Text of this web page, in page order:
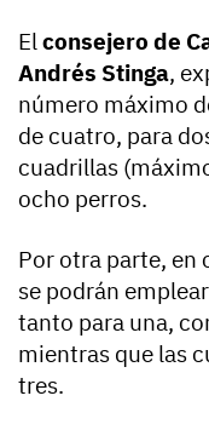
Elconsejero de
Andrés Stinga,
número máximo
de cuatro, para
cuadrillas
ocho perros.
Por otra parte, en
se podrán
tanto para una,
mientras que las
tres.